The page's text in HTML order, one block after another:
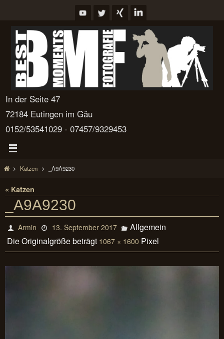
springen
In der Seite 47
72184 Eutingen im Gäu
0152/53541029 - 07457/9329453
StartKatzen _A9A9230
« Katzen
_A9A9230
Armin 13. September 2017
Allgemein
Die Originalgröße beträgt 1067 × 1600 Pixel